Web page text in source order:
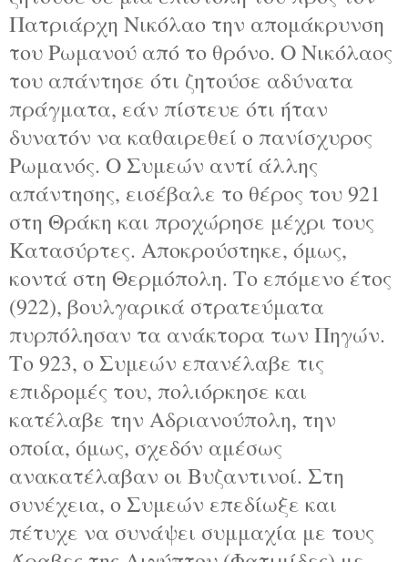
Πατριάρχη Νικόλαο την απομάκρυνση
του Ρωμανού από το θρόνο. Ο Νικόλαος
του απάντησε ότι ζητούσε αδύνατα
πράγματα, εάν πίστευε ότι ήταν
δυνατόν να καθαιρεθεί ο πανίσχυρος
Ρωμανός. Ο Συμεών αντί άλλης
απάντησης, εισέβαλε το θέρος του 921
στη Θράκη και προχώρησε μέχρι τους
Κατασύρτες. Αποκρούστηκε, όμως,
κοντά στη Θερμόπολη. Το επόμενο έτος
(922), βουλγαρικά στρατεύματα
πυρπόλησαν τα ανάκτορα των Πηγών.
Το 923, ο Συμεών επανέλαβε τις
επιδρομές του, πολιόρκησε και
κατέλαβε την Αδριανούπολη, την
οποία, όμως, σχεδόν αμέσως
ανακατέλαβαν οι Βυζαντινοί. Στη
συνέχεια, ο Συμεών επεδίωξε και
πέτυχε να συνάψει συμμαχία με τους